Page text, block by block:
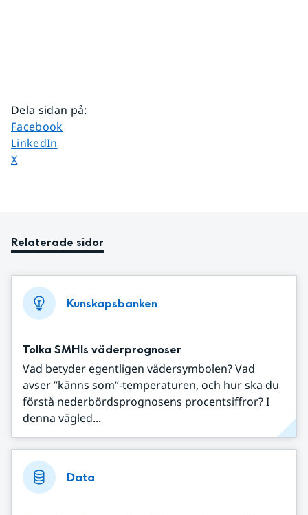
Dela sidan på:
Dela sidan på
Facebook
Dela sidan på
LinkedIn
Dela sidan på
X
Relaterade sidor
Kunskapsbanken
Tolka SMHIs väderprognoser
Vad betyder egentligen vädersymbolen? Vad
avser ”känns som”-temperaturen, och hur ska du
förstå nederbördsprognosens procentsiffror? I
denna vägled...
Data